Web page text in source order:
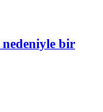
nedeniyle bir